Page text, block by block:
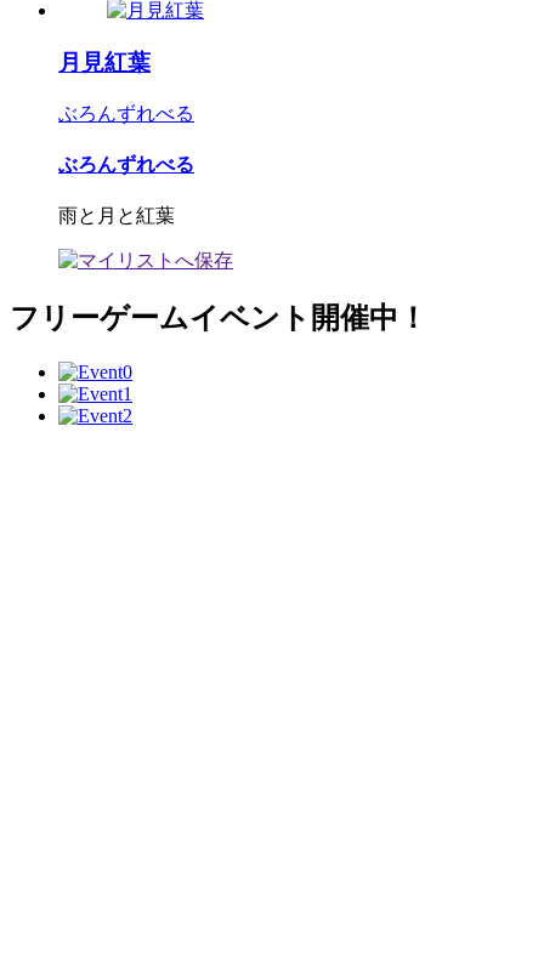
月見紅葉
ぶろんずれべる
ぶろんずれべる
雨と月と紅葉
フリーゲームイベント開催中！